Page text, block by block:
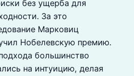
без ущерба для
За это
Марковиц
Нобелевскую премию.
большинство
на интуицию, делая